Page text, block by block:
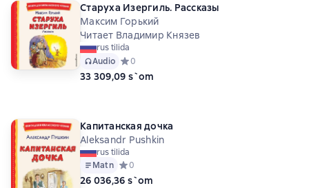
Старуха Изергиль. Рассказы
Максим Горький
Читает Владимир Князев
rus tilida
Audio Средний рейтинг 0 на основе 0 оценок
0
33 309,09 s`om
Капитанская дочка
Aleksandr Pushkin
rus tilida
Matn Средний рейтинг 0 на основе 0 оценок
0
26 036,36 s`om